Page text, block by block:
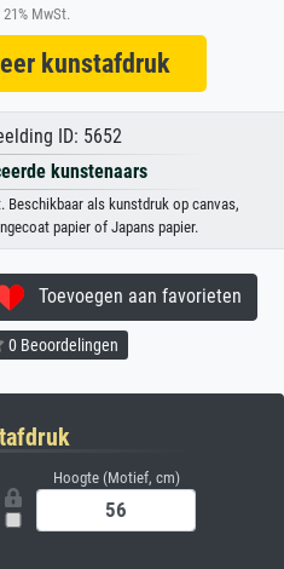
MwSt.
kunstafdruk
ID: 5652
kunstenaars
Beschikbaar als kunstdruk op canvas,
papier of Japans papier.
Toevoegen aan favorieten
0 Beoordelingen
Hoogte (Motief, cm)